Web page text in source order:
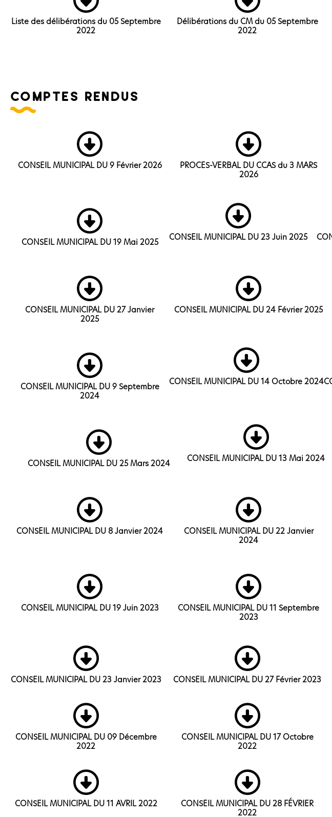
Liste des délibérations du 05 Septembre
2022
Délibérations du CM du 05 Septembre
2022
comptes rendus
CONSEIL MUNICIPAL DU 9 Février 2026
PROCES-VERBAL DU CCAS du 3 MARS
2026
CONSEIL MUNICIPAL DU 19 Mai 2025 CONSEIL MUNICIPAL DU 23 Juin 2025
CONSEIL MUNICIPAL DU 27 Janvier
2025
CONSEIL MUNICIPAL DU 24 Février 2025
CONSEIL MUNICIPAL DU 9 Septembre
2024
CONSEIL MUNICIPAL DU 14 Octobre 2024
CONSEIL MUNICIPAL DU 25 Mars 2024 CONSEIL MUNICIPAL DU 13 Mai 2024
CONSEIL MUNICIPAL DU 8 Janvier 2024
CONSEIL MUNICIPAL DU 22 Janvier
2024
CONSEIL MUNICIPAL DU 19 Juin 2023
CONSEIL MUNICIPAL DU 11 Septembre
2023
CONSEIL MUNICIPAL DU 23 Janvier 2023 CONSEIL MUNICIPAL DU 27 Février 2023
CONSEIL MUNICIPAL DU 09 Décembre
2022
CONSEIL MUNICIPAL DU 17 Octobre
2022
CONSEIL MUNICIPAL DU 11 AVRIL 2022
CONSEIL MUNICIPAL DU 28 FÉVRIER
2022